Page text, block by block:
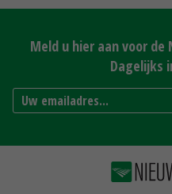
Meld u hier aan voor
Dagelijks